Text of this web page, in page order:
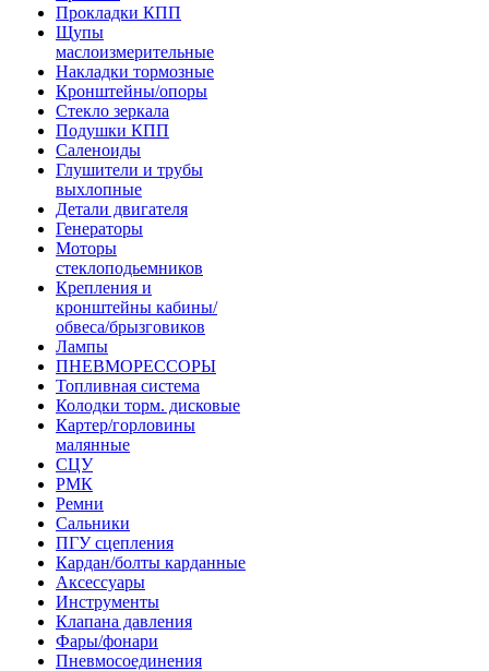
Прокладки КПП
Щупы
маслоизмерительные
Накладки тормозные
Кронштейны/опоры
Стекло зеркала
Подушки КПП
Саленоиды
Глушители и трубы
выхлопные
Детали двигателя
Генераторы
Моторы
стеклоподьемников
Крепления и
кронштейны кабины/
обвеса/брызговиков
Лампы
ПНЕВМОРЕССОРЫ
Топливная система
Колодки торм. дисковые
Картер/горловины
малянные
СЦУ
РМК
Ремни
Сальники
ПГУ сцепления
Кардан/болты карданные
Аксессуары
Инструменты
Клапана давления
Фары/фонари
Пневмосоединения